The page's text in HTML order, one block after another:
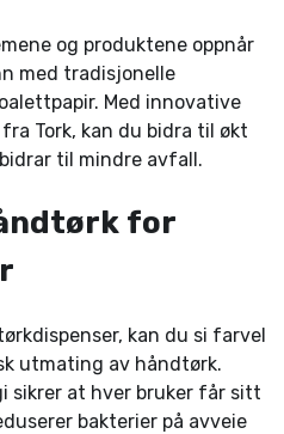
og produktene oppnår
med tradisjonelle
Med innovative
Tork, kan du bidra til økt
til mindre avfall.
for
kan du si farvel
utmating av håndtørk.
sikrer at hver bruker får sitt
bakterier på avveie